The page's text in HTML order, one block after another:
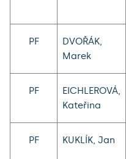
PF
DVOŘÁK,
Marek
PF
EICHLEROVÁ,
Kateřina
PF KUKLÍK, Jan